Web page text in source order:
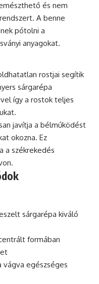
és nem
A benne
pótolni a
anyagokat.
rostjai segítik
sárgarépa
így a rostok teljes
javítja a bélműködést
okozna. Ez
a székrekedés
sárgarépa kiváló
formában
vágva egészséges